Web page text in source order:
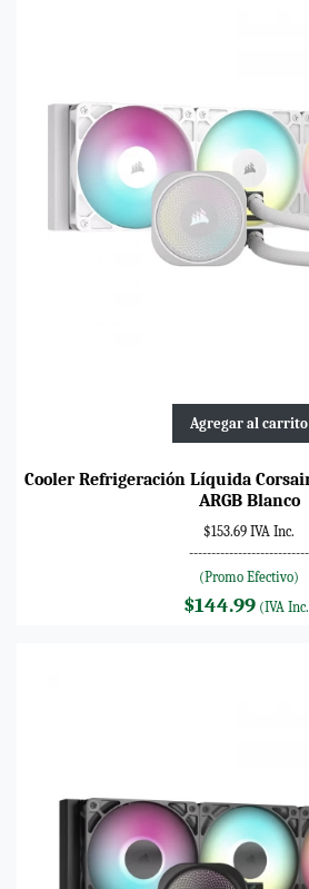
Agregar al carrito
Cooler Refrigeración Líquida
ARGB Blanco
$153.69 IVA Inc.
---------------------------
(Promo Efectivo)
$144.99 (IVA